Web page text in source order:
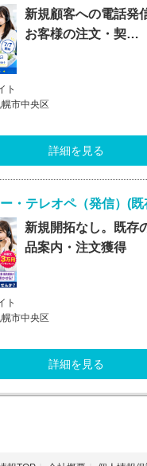
新規顧客への電話発
お客様の注文・契…
ト
市中央区
詳細を見る
新規開拓なし。既存
品案内・注文獲得
ト
市中央区
詳細を見る